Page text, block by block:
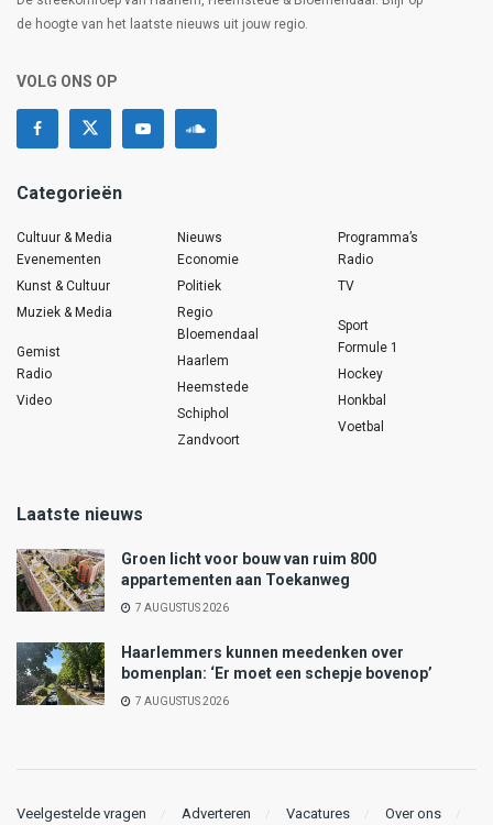
de hoogte van het laatste nieuws uit jouw regio.
VOLG ONS OP
Categorieën
Cultuur & Media
Evenementen
Kunst & Cultuur
Muziek & Media
Gemist
Radio
Video
Nieuws
Economie
Politiek
Regio
Bloemendaal
Haarlem
Heemstede
Schiphol
Zandvoort
Programma’s
Radio
TV
Sport
Formule 1
Hockey
Honkbal
Voetbal
Laatste nieuws
Groen licht voor bouw van ruim 800
appartementen aan Toekanweg
7 AUGUSTUS 2026
Haarlemmers kunnen meedenken over
bomenplan: ‘Er moet een schepje bovenop’
7 AUGUSTUS 2026
Veelgestelde vragen Adverteren Vacatures Over ons